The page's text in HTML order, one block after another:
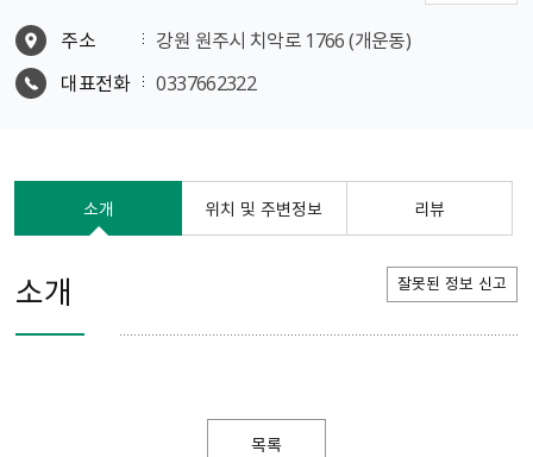
주소
강원 원주시 치악로 1766 (개운동)
대표전화
0337662322
소개 위치 및 주변정보 리뷰
소개 잘못된 정보 신고
목록